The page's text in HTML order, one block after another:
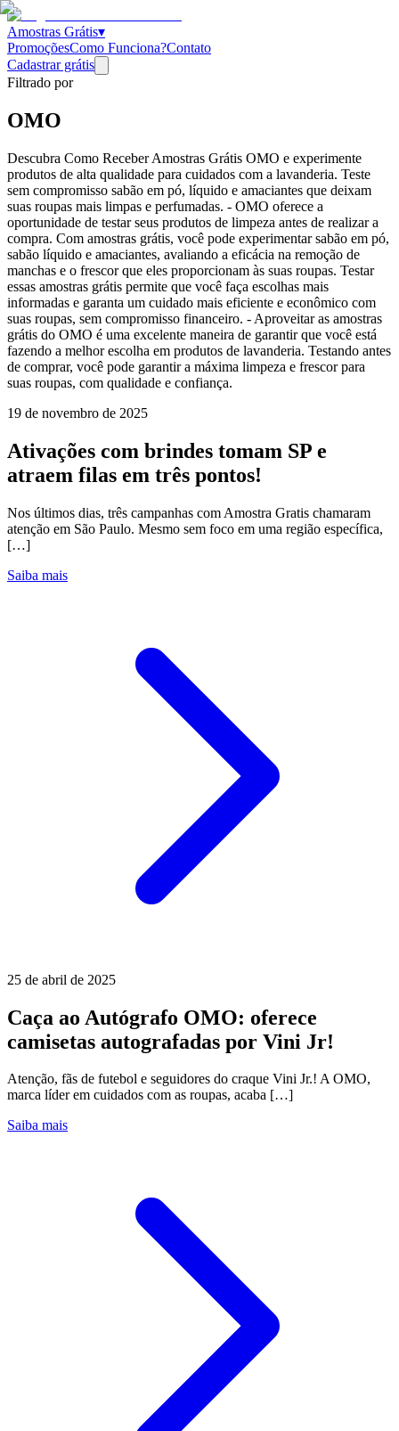
Amostras Grátis▾
PromoçõesComo Funciona?Contato
Cadastrar grátis
Filtrado por
OMO
Descubra Como Receber Amostras Grátis OMO e experimente
produtos de alta qualidade para cuidados com a lavanderia. Teste
sem compromisso sabão em pó, líquido e amaciantes que deixam
suas roupas mais limpas e perfumadas. - OMO oferece a
oportunidade de testar seus produtos de limpeza antes de realizar a
compra. Com amostras grátis, você pode experimentar sabão em pó,
sabão líquido e amaciantes, avaliando a eficácia na remoção de
manchas e o frescor que eles proporcionam às suas roupas. Testar
essas amostras grátis permite que você faça escolhas mais
informadas e garanta um cuidado mais eficiente e econômico com
suas roupas, sem compromisso financeiro. - Aproveitar as amostras
grátis do OMO é uma excelente maneira de garantir que você está
fazendo a melhor escolha em produtos de lavanderia. Testando antes
de comprar, você pode garantir a máxima limpeza e frescor para
suas roupas, com qualidade e confiança.
19 de novembro de 2025
Ativações com brindes tomam SP e
atraem filas em três pontos!
Nos últimos dias, três campanhas com Amostra Gratis chamaram
atenção em São Paulo. Mesmo sem foco em uma região específica,
[…]
Saiba mais
25 de abril de 2025
Caça ao Autógrafo OMO: oferece
camisetas autografadas por Vini Jr!
Atenção, fãs de futebol e seguidores do craque Vini Jr.! A OMO,
marca líder em cuidados com as roupas, acaba […]
Saiba mais